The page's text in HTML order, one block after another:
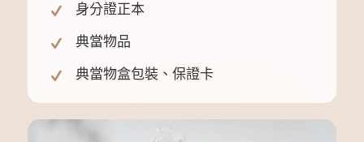
身分證正本
典當物品
典當物盒包裝、保證卡